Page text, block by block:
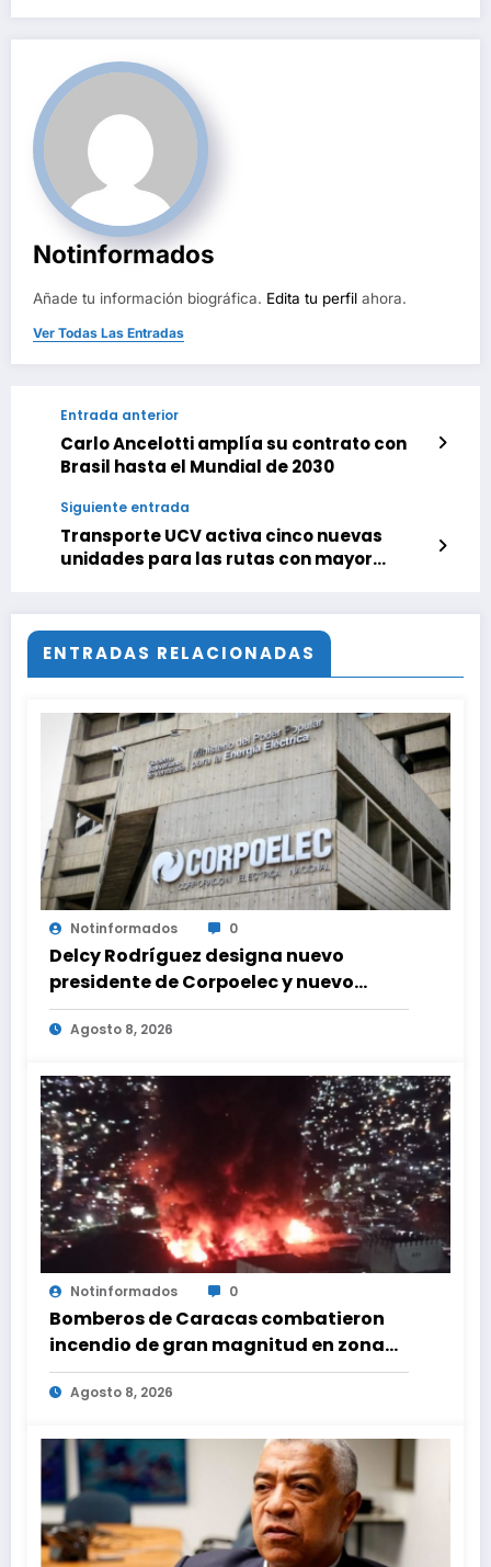
Notinformados
Añade tu información biográfica. Edita tu perfil ahora.
Ver Todas Las Entradas
Entrada anterior
Carlo Ancelotti amplía su contrato con
Brasil hasta el Mundial de 2030
Siguiente entrada
Transporte UCV activa cinco nuevas
unidades para las rutas con mayor
ENTRADAS RELACIONADAS
Notinformados 0
Delcy Rodríguez designa nuevo
presidente de Corpoelec y nuevo
viceministro de Servicios Eléctricos
Agosto 8, 2026
Notinformados 0
Bomberos de Caracas combatieron
incendio de gran magnitud en zona
industrial de El Llanito
Agosto 8, 2026